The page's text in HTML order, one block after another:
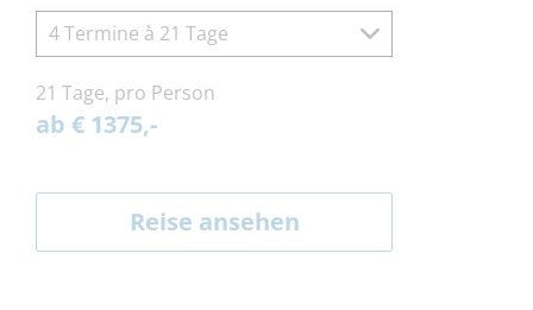
4 Termine à 21 Tage
21 Tage, pro Person
ab € 1375,-
Reise ansehen